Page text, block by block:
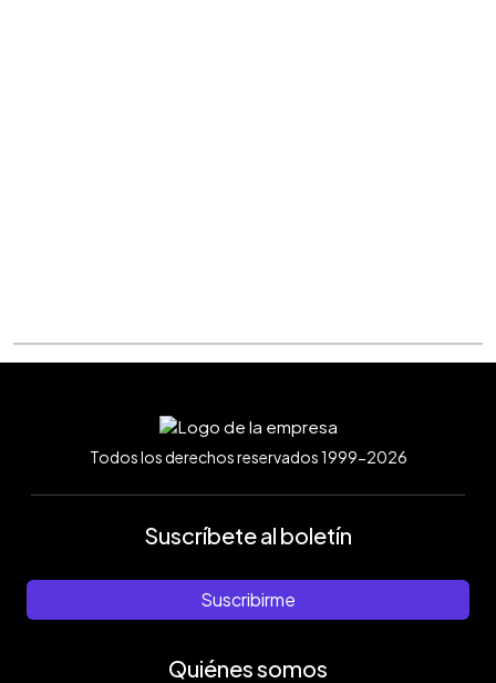
Todos los derechos reservados 1999-2026
Suscríbete al boletín
Suscribirme
Quiénes somos